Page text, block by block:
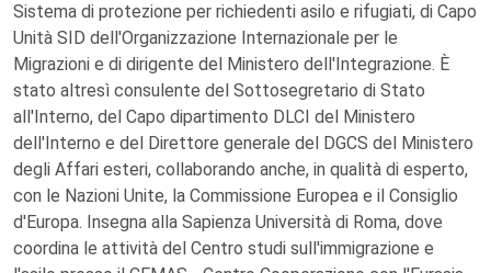
Sistema di protezione per richiedenti asilo e rifugiati, di Capo
Unità SID dell'Organizzazione Internazionale per le
Migrazioni e di dirigente del Ministero dell'Integrazione. È
stato altresì consulente del Sottosegretario di Stato
all'Interno, del Capo dipartimento DLCI del Ministero
dell'Interno e del Direttore generale del DGCS del Ministero
degli Affari esteri, collaborando anche, in qualità di esperto,
con le Nazioni Unite, la Commissione Europea e il Consiglio
d'Europa. Insegna alla Sapienza Università di Roma, dove
coordina le attività del Centro studi sull'immigrazione e